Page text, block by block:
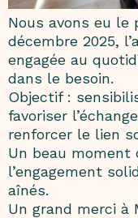
Nous avons eu le
décembre 2025,
engagée au
dans le besoin.
Objectif :
favoriser
renforcer le lien
Un beau
l’engagement
aînés.
Un grand merci à